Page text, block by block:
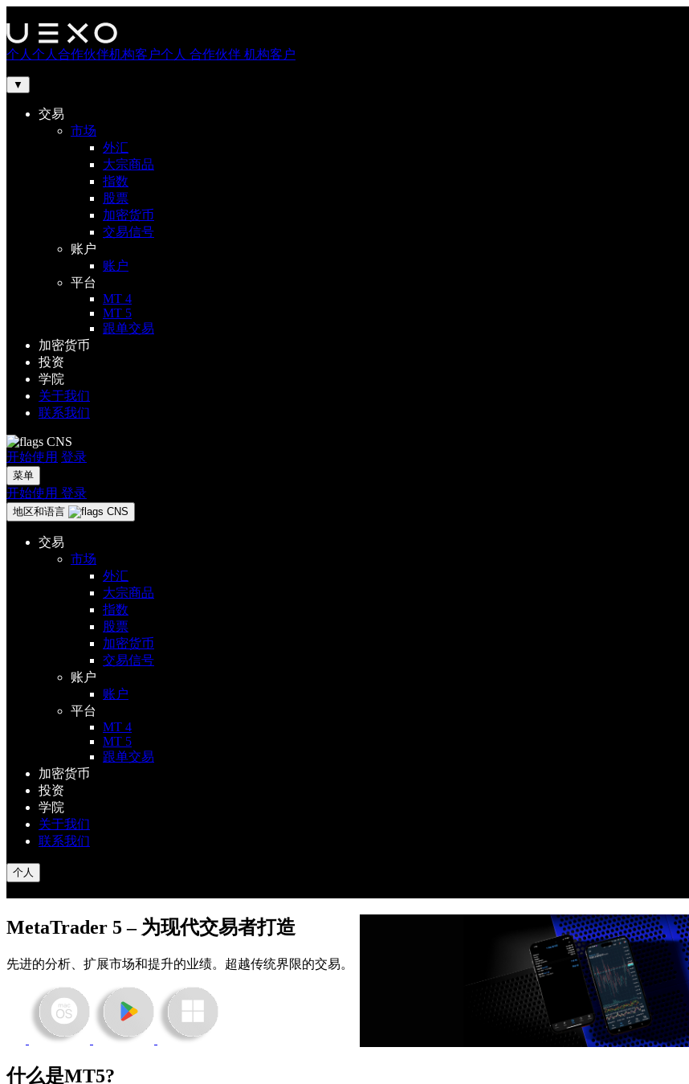
个人 个人 合作伙伴机构客户个人 合作伙伴 机构客户
▼
交易
市场
外汇
大宗商品
指数
股票
加密货币
交易信号
账户
账户
平台
MT 4
MT 5
跟单交易
加密货币
投资
学院
关于我们
联系我们
CNS
开始使用 登录
菜单
开始使用 登录
地区和语言 CNS
交易
市场
外汇
大宗商品
指数
股票
加密货币
交易信号
账户
账户
平台
MT 4
MT 5
跟单交易
加密货币
投资
学院
关于我们
联系我们
个人
MetaTrader 5 – 为现代交易者打造
先进的分析、扩展市场和提升的业绩。超越传统界限的交易。
什么是MT5?